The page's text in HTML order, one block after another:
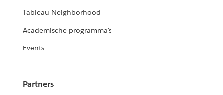
Tableau Neighborhood
Academische programma's
Events
Partners